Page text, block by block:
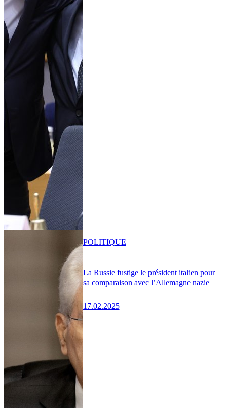
La Russie fustige le président italien pour
sa comparaison avec l’Allemagne nazie
17.02.2025
POLITIQUE